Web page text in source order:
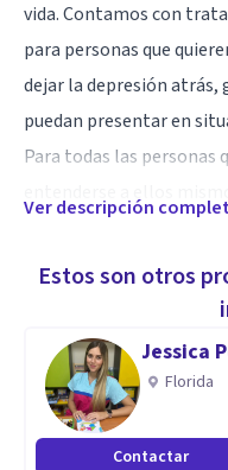
vida. Contamos con
para personas que
dejar la depresión atrás,
puedan presentar en
Para todas las personas
Nuestros tratamientos
cognitivo-conductual
nivel científico. Estamos
acompañarte en este
Ver descripción
Estos son otros
Jessica
Florida
Contactar